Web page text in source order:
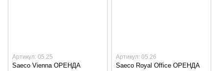
Артикул: 05.25
Saeco Vienna ОРЕНДА
Артикул: 05.26
Saeco Royal Office ОРЕНДА